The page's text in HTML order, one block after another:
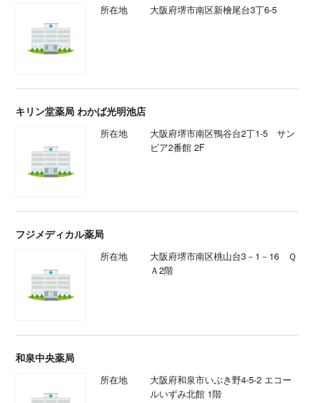
所在地 大阪府堺市南区新檜尾台3丁6-5
キリン堂薬局 わかば光明池店
所在地
大阪府堺市南区鴨谷台2丁1-5 サン
ピア2番館 2F
フジメディカル薬局
所在地
大阪府堺市南区桃山台3－1－16 Ｑ
Ａ2階
和泉中央薬局
所在地
大阪府和泉市いぶき野4-5-2 エコー
ルいずみ北館 1階